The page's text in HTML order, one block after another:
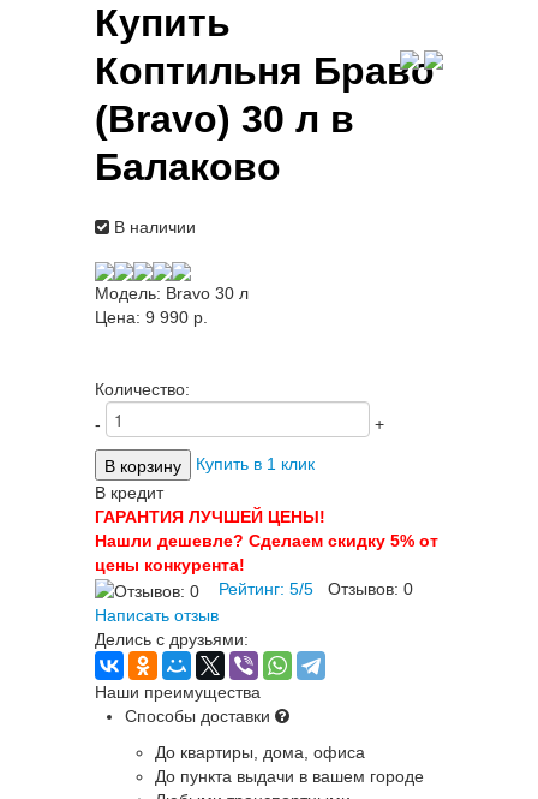
Купить
Коптильня Браво
(Bravo) 30 л в
Балаково
В наличии
Модель: Bravo 30 л
Цена: 9 990 p.
Количество:
-
+
Купить в 1 клик
В кредит
ГАРАНТИЯ ЛУЧШЕЙ ЦЕНЫ!
Нашли дешевле? Сделаем скидку 5% от
цены конкурента!
Рейтинг: 5/5 Отзывов: 0
Написать отзыв
Делись с друзьями:
Наши преимущества
Способы доставки
До квартиры, дома, офиса
До пункта выдачи в вашем городе